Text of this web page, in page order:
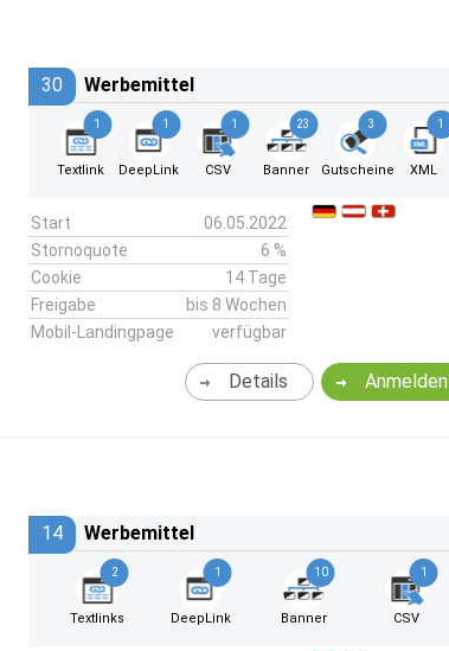
30 Werbemittel
1
Textlink
1
DeepLink
1
CSV
23
Banner
3
Gutscheine
1
XML
Start
06.05.2022
Stornoquote
6 %
Cookie
14 Tage
Freigabe
bis 8 Wochen
Mobil-Landingpage
verfügbar
Anmelden
Details
14 Werbemittel
2
Textlinks
1
DeepLink
10
Banner
1
CSV